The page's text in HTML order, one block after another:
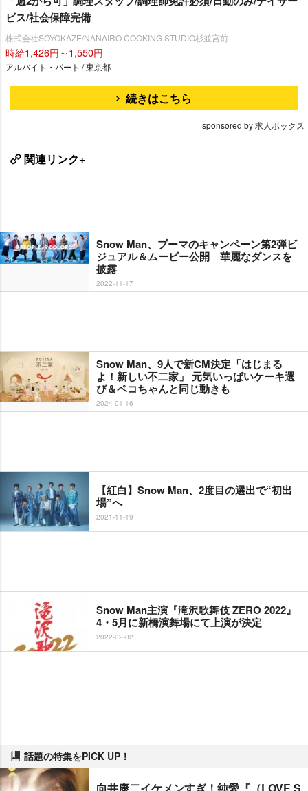
ビス/社会保障完備
株式会社SOYOKAZE/NANAIRO COOKING STUDIO杉並宮前
時給1,426円～1,550円
アルバイト・パート / 東京都
続きはこちら
sponsored by 求人ボックス
関連リンク+
Snow Man、プーマのキャンペーン第2弾ビ
ジュアル＆ムービー公開 華麗なダンスを
披露
2022-11-17
Snow Man、9人で新CM決定「はじまる
よ！新しい不二家」 元気いっぱいケーキ選
び＆ペコちゃんと同じ動きも
2024-01-16
【紅白】Snow Man、2度目の選出で“初出
場”へ
2021-11-19
Snow Man主演『滝沢歌舞伎 ZERO 2022』
4・5月に新橋演舞場にて上演が決定
2022-02-02
話題の特集をPICK UP！